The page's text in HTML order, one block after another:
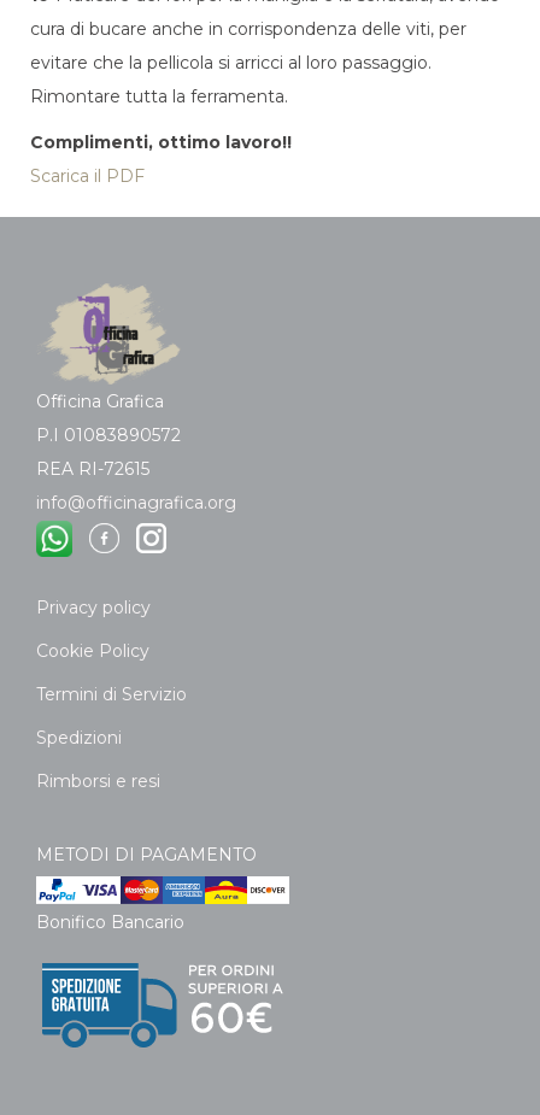
cura di bucare anche in corrispondenza delle viti, per
evitare che la pellicola si arricci al loro passaggio.
Rimontare tutta la ferramenta.
Complimenti, ottimo lavoro!!
Scarica il PDF
Officina Grafica
P.I 01083890572
REA RI-72615
info@officinagrafica.org
Privacy policy
Cookie Policy
Termini di Servizio
Spedizioni
Rimborsi e resi
METODI DI PAGAMENTO
Bonifico Bancario